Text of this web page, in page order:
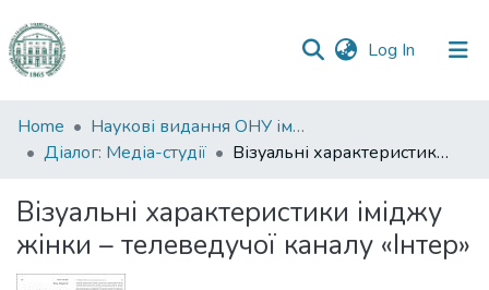
Log In (current)
Communities
&
All of DSpace
Statistics
Home
Наукові видання ОНУ імені І. І. Мечникова
Діалог: Медіа-студії
Візуальні характеристики іміджу жінки – телеведучої каналу «Інтер»
Візуальні характеристики іміджу
жінки – телеведучої каналу «Інтер»